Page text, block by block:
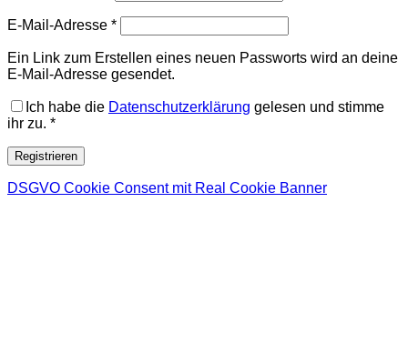
E-Mail-Adresse *Erforderlich
Ein Link zum Erstellen eines neuen Passworts wird an deine
E-Mail-Adresse gesendet.
Ich habe die Datenschutzerklärung gelesen und stimme
ihr zu. *
Registrieren
DSGVO Cookie Consent mit Real Cookie Banner